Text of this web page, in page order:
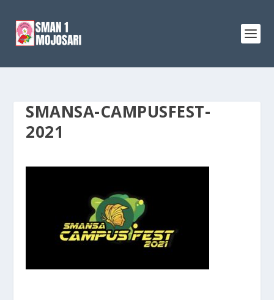
SMANSA-CAMPUSFEST-
2021